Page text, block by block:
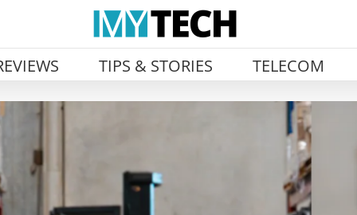
TIPS & STORIES TELECOM